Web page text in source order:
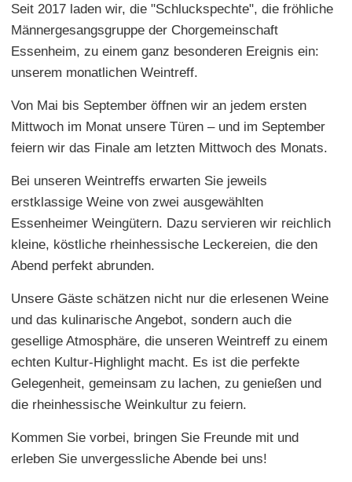
Seit 2017 laden wir, die "Schluckspechte", die fröhliche
Männergesangsgruppe der Chorgemeinschaft
Essenheim, zu einem ganz besonderen Ereignis ein:
unserem monatlichen Weintreff.
Von Mai bis September öffnen wir an jedem ersten
Mittwoch im Monat unsere Türen – und im September
feiern wir das Finale am letzten Mittwoch des Monats.
Bei unseren Weintreffs erwarten Sie jeweils
erstklassige Weine von zwei ausgewählten
Essenheimer Weingütern. Dazu servieren wir reichlich
kleine, köstliche rheinhessische Leckereien, die den
Abend perfekt abrunden.
Unsere Gäste schätzen nicht nur die erlesenen Weine
und das kulinarische Angebot, sondern auch die
gesellige Atmosphäre, die unseren Weintreff zu einem
echten Kultur-Highlight macht. Es ist die perfekte
Gelegenheit, gemeinsam zu lachen, zu genießen und
die rheinhessische Weinkultur zu feiern.
Kommen Sie vorbei, bringen Sie Freunde mit und
erleben Sie unvergessliche Abende bei uns!